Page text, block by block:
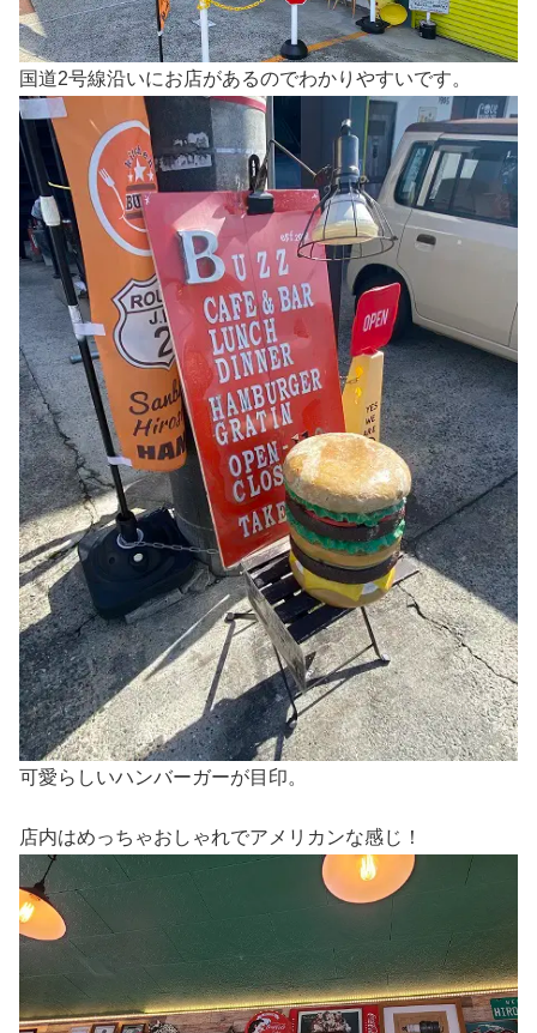
国道2号線沿いにお店があるのでわかりやすいです。
可愛らしいハンバーガーが目印。
店内はめっちゃおしゃれでアメリカンな感じ！